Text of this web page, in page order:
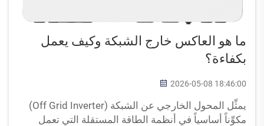
ما هو العاكس خارج الشبكة وكيف يعمل
بكفاءة؟
2026-05-08 18:46:00
يمثِّل المحول الخارجي عن الشبكة (Off Grid Inverter)
مكوِّناً أساسياً في أنظمة الطاقة المستقلة التي تعمل